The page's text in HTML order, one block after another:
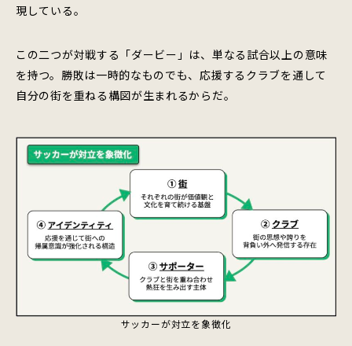
現している。
この二つが対戦する「ダービー」は、単なる試合以上の意味
を持つ。勝敗は一時的なものでも、応援するクラブを通して
自分の街を重ねる構図が生まれるからだ。
サッカーが対立を象徴化